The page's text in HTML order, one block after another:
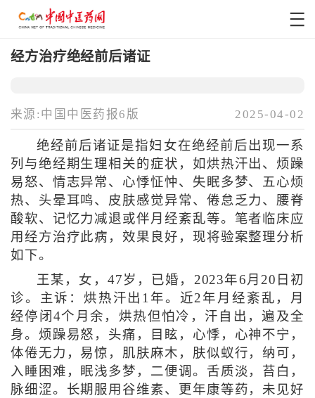
经方治疗绝经前后诸证
来源:中国中医药报6版 2025-04-02
绝经前后诸证是指妇女在绝经前后出现一系
列与绝经期生理相关的症状，如烘热汗出、烦躁
易怒、情志异常、心悸怔忡、失眠多梦、五心烦
热、头晕耳鸣、皮肤感觉异常、倦怠乏力、腰脊
酸软、记忆力减退或伴月经紊乱等。笔者临床应
用经方治疗此病，效果良好，现将验案整理分析
如下。
王某，女，47岁，已婚，2023年6月20日初
诊。主诉：烘热汗出1年。近2年月经紊乱，月
经停闭4个月余，烘热但怕冷，汗自出，遍及全
身。烦躁易怒，头痛，目眩，心悸，心神不宁，
体倦无力，易惊，肌肤麻木，肤似蚁行，纳可，
入睡困难，眠浅多梦，二便调。舌质淡，苔白，
脉细涩。长期服用谷维素、更年康等药，未见好